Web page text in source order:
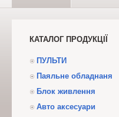
КАТАЛОГ ПРОДУКЦІЇ
ПУЛЬТИ
Паяльне обладнаня
Блок живлення
Авто аксесуари